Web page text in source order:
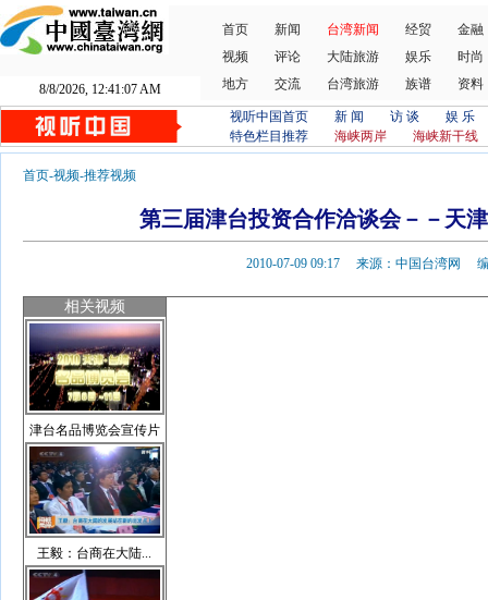
8/8/2026, 12:41:07 AM
首页 新闻 台湾新闻 经贸
金融
视频
评论 大陆旅游 娱乐
时尚
地方
交流 台湾旅游 族谱 资料
视听中国首页 新 闻 访 谈
娱 乐
特色栏目推荐
海峡两岸 海峡新干线
首页-视频-推荐视频
第三届津台投资合作洽谈会－－天
2010-07-09 09:17 来源：中国台湾网
相关视频
津台名品博览会宣传片
王毅：台商在大陆...